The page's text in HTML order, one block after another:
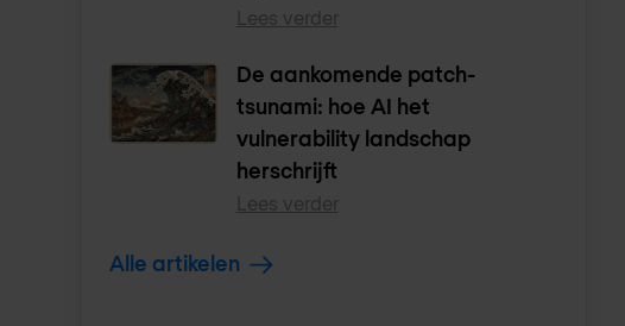
Lees verder
De aankomende patch-
tsunami: hoe AI het
vulnerability landschap
herschrijft
Lees verder
Alle artikelen